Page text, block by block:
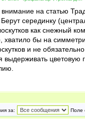
внимание на статью
серединку
как снежный
хватило бы на
и не
цветовую
за: Поле